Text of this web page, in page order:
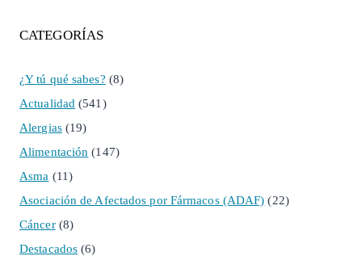
CATEGORÍAS
¿Y tú qué sabes? (8)
Actualidad (541)
Alergias(19)
Alimentación (147)
Asma (11)
Asociación de Afectados por Fármacos (ADAF) (22)
Cáncer(8)
Destacados (6)